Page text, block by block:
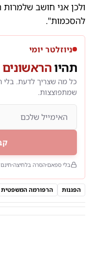
ולכן אני חושב
להסכמות".
ניוזלטר יומי
תהיו
כל מה שצריך לדעת. בלי
שמתפוצצות.
בלי ספאם הסרה בלחיצה
הפגנות הרפורמה המשפטית